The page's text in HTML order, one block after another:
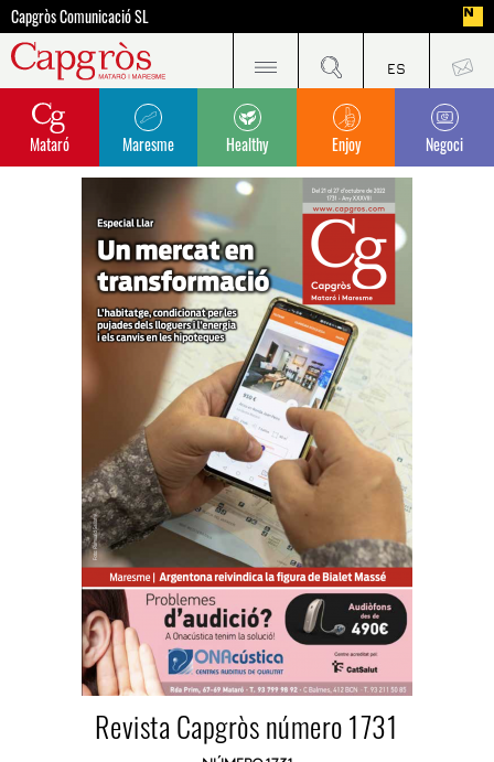
Capgròs Comunicació SL
Mataró Maresme Healthy Enjoy Negoci
Revista Capgròs número 1731